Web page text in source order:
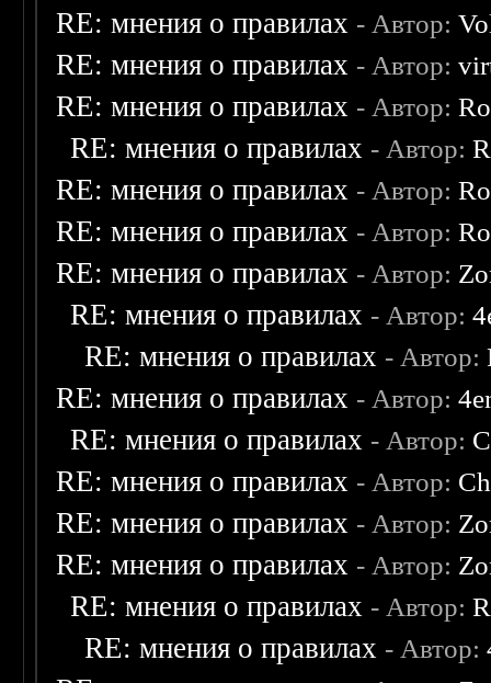
RE: мнения о правилах - Автор:
RE: мнения о правилах - Автор:
RE: мнения о правилах - Автор:
RE: мнения о правилах - Автор:
RE: мнения о правилах - Автор:
RE: мнения о правилах - Автор:
RE: мнения о правилах - Автор:
RE: мнения о правилах - Автор:
RE: мнения о правилах - Автор:
RE: мнения о правилах - Автор:
RE: мнения о правилах - Автор:
RE: мнения о правилах - Автор:
RE: мнения о правилах - Автор:
RE: мнения о правилах - Автор:
RE: мнения о правилах - Автор:
RE: мнения о правилах - Автор: